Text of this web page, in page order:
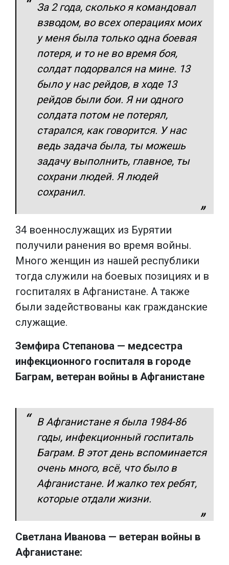
За 2 года, сколько я командовал
взводом, во всех операциях моих
у меня была только одна боевая
потеря, и то не во время боя,
солдат подорвался на мине. 13
было у нас рейдов, в ходе 13
рейдов были бои. Я ни одного
солдата потом не потерял,
старался, как говорится. У нас
ведь задача была, ты можешь
задачу выполнить, главное, ты
сохрани людей. Я людей
сохранил.
34 военнослужащих из Бурятии
получили ранения во время войны.
Много женщин из нашей республики
тогда служили на боевых позициях и в
госпиталях в Афганистане. А также
были задействованы как гражданские
служащие.
Земфира Степанова — медсестра
инфекционного госпиталя в городе
Баграм, ветеран войны в Афганистане
В Афганистане я была 1984-86
годы, инфекционный госпиталь
Баграм. В этот день вспоминается
очень много, всё, что было в
Афганистане. И жалко тех ребят,
которые отдали жизни.
Светлана Иванова — ветеран войны в
Афганистане: